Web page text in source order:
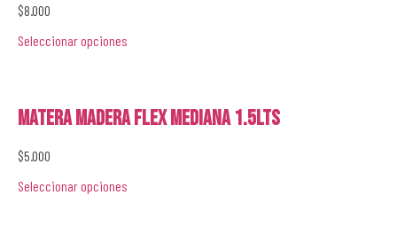
$8.000
Seleccionar opciones
Matera Madera Flex Mediana 1.5lts
$5.000
Seleccionar opciones